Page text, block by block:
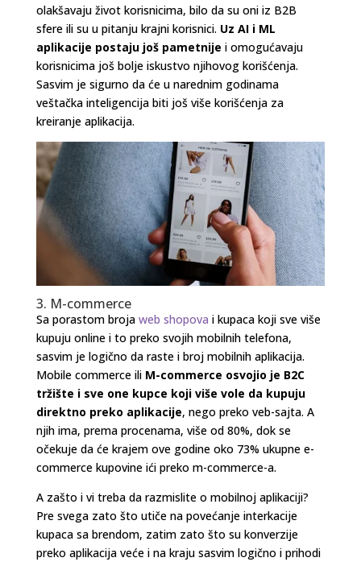
olakšavaju život korisnicima, bilo da su oni iz B2B
sfere ili su u pitanju krajni korisnici. Uz AI i ML
aplikacije postaju još pametnije i omogućavaju
korisnicima još bolje iskustvo njihovog korišćenja.
Sasvim je sigurno da će u narednim godinama
veštačka inteligencija biti još više korišćenja za
kreiranje aplikacija.
3. M-commerce
Sa porastom broja web shopova i kupaca koji sve više
kupuju online i to preko svojih mobilnih telefona,
sasvim je logično da raste i broj mobilnih aplikacija.
Mobile commerce ili M-commerce osvojio je B2C
tržište i sve one kupce koji više vole da kupuju
direktno preko aplikacije, nego preko veb-sajta. A
njih ima, prema procenama, više od 80%, dok se
očekuje da će krajem ove godine oko 73% ukupne e-
commerce kupovine ići preko m-commerce-a.
A zašto i vi treba da razmislite o mobilnoj aplikaciji?
Pre svega zato što utiče na povećanje interkacije
kupaca sa brendom, zatim zato što su konverzije
preko aplikacija veće i na kraju sasvim logično i prihodi